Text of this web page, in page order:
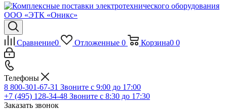
Сравнение0 Отложенные 0 Корзина0 0
Телефоны
8 800-301-67-31 Звоните с 9:00 до 17:00
+7 (495) 128-34-48 Звоните с 8:30 до 17:30
Заказать звонок